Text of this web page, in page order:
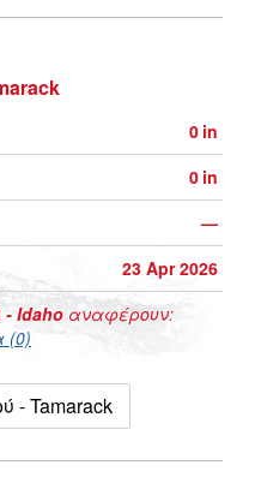
0 in
0 in
—
23 Apr 2026
- Idaho αναφέρουν:
(0)
- Tamarack